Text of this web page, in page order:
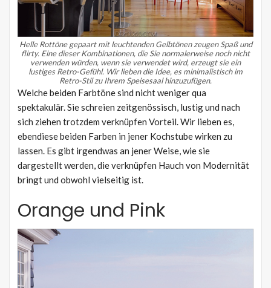
Helle Rottöne gepaart mit leuchtenden Gelbtönen zeugen Spaß und
flirty. Eine dieser Kombinationen, die Sie normalerweise noch nicht
verwenden würden, wenn sie verwendet wird, erzeugt sie ein
lustiges Retro-Gefühl. Wir lieben die Idee, es minimalistisch im
Retro-Stil zu Ihrem Speisesaal hinzuzufügen.
Welche beiden Farbtöne sind nicht weniger qua
spektakulär. Sie schreien zeitgenössisch, lustig und nach
sich ziehen trotzdem verknüpfen Vorteil. Wir lieben es,
ebendiese beiden Farben in jener Kochstube wirken zu
lassen. Es gibt irgendwas an jener Weise, wie sie
dargestellt werden, die verknüpfen Hauch von Modernität
bringt und obwohl vielseitig ist.
Orange und Pink